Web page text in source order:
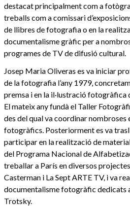
destacat principalment com a
treballs com a comissari
de llibres de fotografia o en la
documentalisme gràfic per a
programes de TV de difusió cultural.
Josep Maria Oliveras es va iniciar
de la fotografia l’any 1979,
premsa i en la il·lustració fotogràfica
El mateix any fundà el Taller
des del qual va coordinar
fotogràfics. Posteriorment es va
participar en la realització de
del Programa Nacional de
treballar a París en diversos
Casterman i La Sept ARTE TV, i va
documentalisme fotogràfic dedicats
Trotsky.